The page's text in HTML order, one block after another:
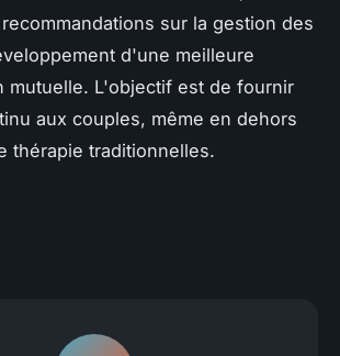
sur la gestion des
d'une meilleure
mutuelle. L'objectif est de fournir
aux couples, même en dehors
thérapie traditionnelles.